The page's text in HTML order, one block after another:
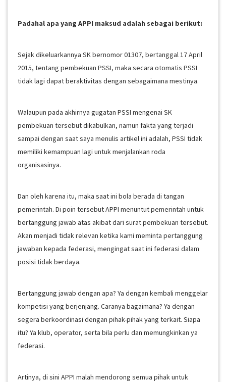
Padahal apa yang APPI maksud adalah sebagai berikut:
Sejak dikeluarkannya SK bernomor 01307, bertanggal 17 April
2015, tentang pembekuan PSSI, maka secara otomatis PSSI
tidak lagi dapat beraktivitas dengan sebagaimana mestinya.
Walaupun pada akhirnya gugatan PSSI mengenai SK
pembekuan tersebut dikabulkan, namun fakta yang terjadi
sampai dengan saat saya menulis artikel ini adalah, PSSI tidak
memiliki kemampuan lagi untuk menjalankan roda
organisasinya.
Dan oleh karena itu, maka saat ini bola berada di tangan
pemerintah. Di poin tersebut APPI menuntut pemerintah untuk
bertanggung jawab atas akibat dari surat pembekuan tersebut.
Akan menjadi tidak relevan ketika kami meminta pertanggung
jawaban kepada federasi, mengingat saat ini federasi dalam
posisi tidak berdaya.
Bertanggung jawab dengan apa? Ya dengan kembali menggelar
kompetisi yang berjenjang. Caranya bagaimana? Ya dengan
segera berkoordinasi dengan pihak-pihak yang terkait. Siapa
itu? Ya klub, operator, serta bila perlu dan memungkinkan ya
federasi.
Artinya, di sini APPI malah mendorong semua pihak untuk